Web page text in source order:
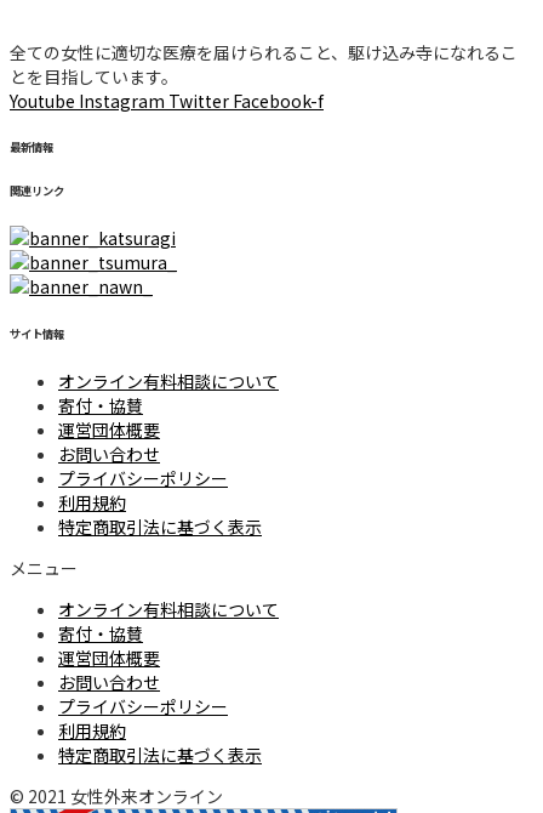
全ての女性に適切な医療を届けられること、駆け込み寺になれるこ
とを目指しています。
Youtube Instagram Twitter Facebook-f
最新情報
関連リンク
サイト情報
オンライン有料相談について
寄付・協賛
運営団体概要
お問い合わせ
プライバシーポリシー
利用規約
特定商取引法に基づく表示
メニュー
オンライン有料相談について
寄付・協賛
運営団体概要
お問い合わせ
プライバシーポリシー
利用規約
特定商取引法に基づく表示
© 2021 女性外来オンライン